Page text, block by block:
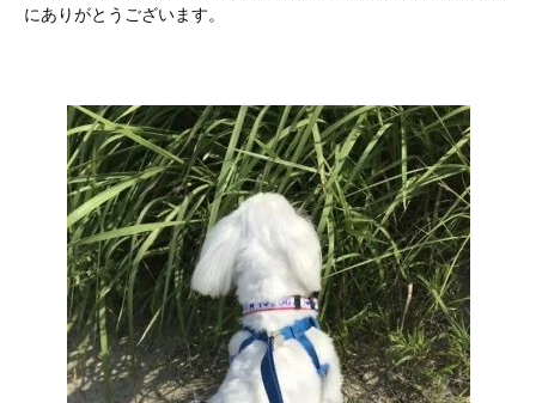
にありがとうございます。